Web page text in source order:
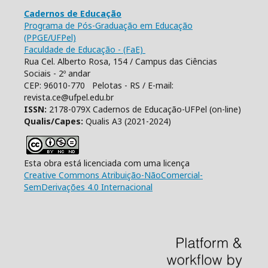
Cadernos de Educação
Programa de Pós-Graduação em Educação
(PPGE/UFPel)
Faculdade de Educação - (FaE)
Rua Cel. Alberto Rosa, 154 / Campus das Ciências
Sociais - 2º andar
CEP: 96010-770 Pelotas - RS / E-mail:
revista.ce@ufpel.edu.br
ISSN: 2178-079X Cadernos de Educação-UFPel (on-line)
Qualis/Capes: Qualis A3 (2021-2024)
Esta obra está licenciada com uma licença
Creative Commons Atribuição-NãoComercial-
SemDerivações 4.0 Internacional